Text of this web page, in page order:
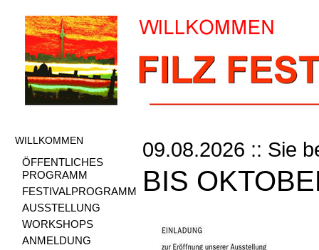
WILLKOMMEN
ÖFFENTLICHES
PROGRAMM
FESTIVALPROGRAMM
AUSSTELLUNG
WORKSHOPS
ANMELDUNG
09.08.2026 :: Sie
BIS